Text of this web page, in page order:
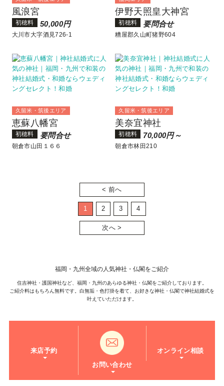
風浪宮
初穂料 50,000円
大川市大字酒見726-1
伊野天照皇大神宮
初穂料 要問合せ
糟屋郡久山町猪野604
久留米・筑後エリア
恵蘇八幡宮
初穂料 要問合せ
朝倉市山田１６６
久留米・筑後エリア
美奈宜神社
初穂料 70,000円～
朝倉市林田210
< 前へ
1 2 3 4
次へ >
福岡・九州全域の人気神社・仏閣をご紹介
住吉神社・護国神社など、福岡・九州のあらゆる神社・仏閣をご紹介しております。
ご紹介料はもちろん無料です。白無垢・色打掛を着て、お好きな神社・仏閣で神社結婚式を
叶えていただけます。
来店予約
お問い合わせ
オンライン相談